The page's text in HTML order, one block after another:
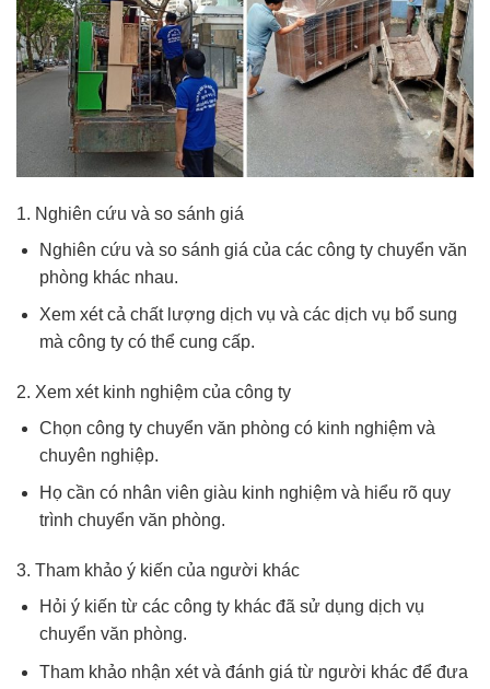
1. Nghiên cứu và so sánh giá
Nghiên cứu và so sánh giá của các công ty chuyển văn
phòng khác nhau.
Xem xét cả chất lượng dịch vụ và các dịch vụ bổ sung
mà công ty có thể cung cấp.
2. Xem xét kinh nghiệm của công ty
Chọn công ty chuyển văn phòng có kinh nghiệm và
chuyên nghiệp.
Họ cần có nhân viên giàu kinh nghiệm và hiểu rõ quy
trình chuyển văn phòng.
3. Tham khảo ý kiến của người khác
Hỏi ý kiến từ các công ty khác đã sử dụng dịch vụ
chuyển văn phòng.
Tham khảo nhận xét và đánh giá từ người khác để đưa